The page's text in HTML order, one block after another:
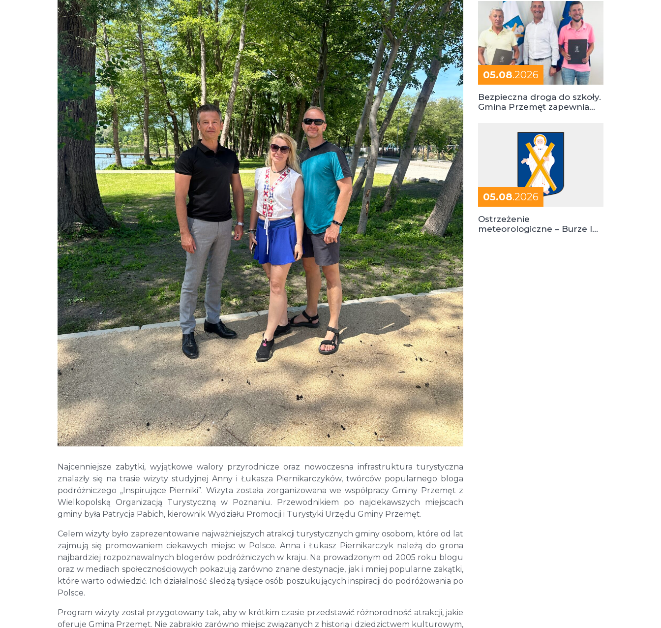
Najcenniejsze zabytki, wyjątkowe walory przyrodnicze oraz nowoczesna infrastruktura turystyczna
znalazły się na trasie wizyty studyjnej Anny i Łukasza Piernikarczyków, twórców popularnego bloga
podróżniczego „Inspirujące Pierniki”. Wizyta została zorganizowana we współpracy Gminy Przemęt z
Wielkopolską Organizacją Turystyczną w Poznaniu. Przewodnikiem po najciekawszych miejscach
gminy była Patrycja Pabich, kierownik Wydziału Promocji i Turystyki Urzędu Gminy Przemęt.
Celem wizyty było zaprezentowanie najważniejszych atrakcji turystycznych gminy osobom, które od lat
zajmują się promowaniem ciekawych miejsc w Polsce. Anna i Łukasz Piernikarczyk należą do grona
najbardziej rozpoznawalnych blogerów podróżniczych w kraju. Na prowadzonym od 2005 roku blogu
oraz w mediach społecznościowych pokazują zarówno znane destynacje, jak i mniej popularne zakątki,
które warto odwiedzić. Ich działalność śledzą tysiące osób poszukujących inspiracji do podróżowania po
Polsce.
Program wizyty został przygotowany tak, aby w krótkim czasie przedstawić różnorodność atrakcji, jakie
oferuje Gmina Przemęt. Nie zabrakło zarówno miejsc związanych z historią i dziedzictwem kulturowym,
05.08.2026
Bezpieczna droga do szkoły.
Gmina Przemęt zapewnia
05.08.2026
Ostrzeżenie
meteorologiczne – Burze I